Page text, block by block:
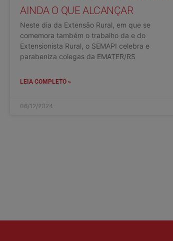
AINDA O QUE ALCANÇAR
Neste dia da Extensão Rural, em que se
comemora também o trabalho da e do
Extensionista Rural, o SEMAPI celebra e
parabeniza colegas da EMATER/RS
LEIA COMPLETO »
06/12/2024